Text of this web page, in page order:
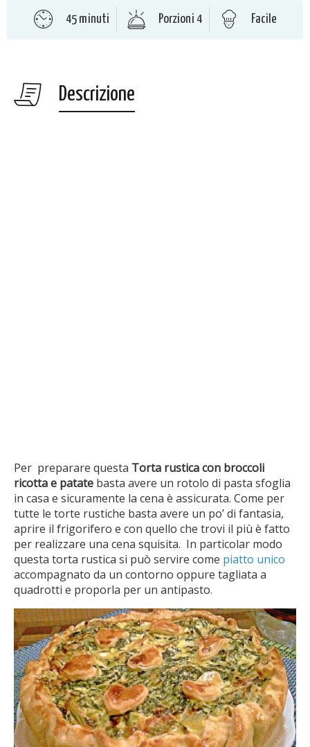
45 minuti Porzioni 4 Facile
Descrizione
Per preparare questa Torta rustica con broccoli
ricotta e patate basta avere un rotolo di pasta sfoglia
in casa e sicuramente la cena è assicurata. Come per
tutte le torte rustiche basta avere un po’ di fantasia,
aprire il frigorifero e con quello che trovi il più è fatto
per realizzare una cena squisita. In particolar modo
questa torta rustica si può servire come piatto unico
accompagnato da un contorno oppure tagliata a
quadrotti e proporla per un antipasto.